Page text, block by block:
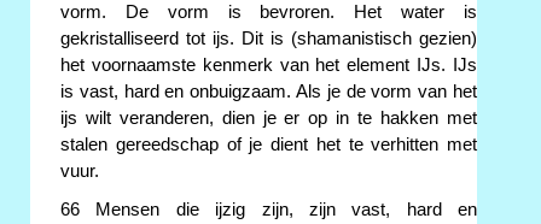
vorm. De vorm is bevroren. Het water is
gekristalliseerd tot ijs. Dit is (shamanistisch gezien)
het voornaamste kenmerk van het element IJs. IJs
is vast, hard en onbuigzaam. Als je de vorm van het
ijs wilt veranderen, dien je er op in te hakken met
stalen gereedschap of je dient het te verhitten met
vuur.
66 Mensen die ijzig zijn, zijn vast, hard en